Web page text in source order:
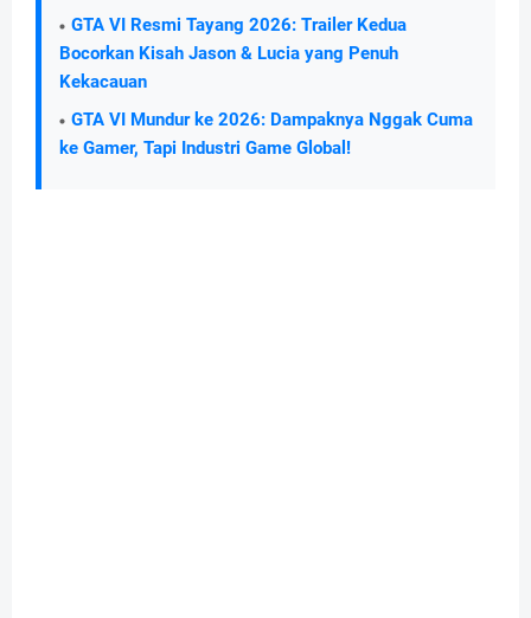
GTA VI Resmi Tayang 2026: Trailer Kedua
Bocorkan Kisah Jason & Lucia yang Penuh
Kekacauan
GTA VI Mundur ke 2026: Dampaknya Nggak Cuma
ke Gamer, Tapi Industri Game Global!